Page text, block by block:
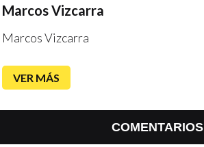
Marcos Vizcarra
Marcos Vizcarra
VER MÁS
COMENTARIOS